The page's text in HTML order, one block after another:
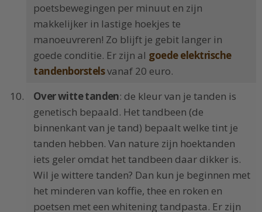
poetsbewegingen per minuut en zijn
makkelijker in lastige hoekjes te
manoeuvreren! Zo blijft je gebit langer in
goede conditie. Er zijn al goede elektrische
tandenborstelsvanaf 20 euro.
Over witte tanden: de kleur van je tanden is
genetisch bepaald. Het tandbeen (de
binnenkant van je tand) bepaalt welke tint je
tanden hebben. Van nature zijn hoektanden
iets geler omdat het tandbeen daar dikker is.
Wil je wittere tanden? Dan kun je beginnen met
het minderen van koffie, thee en roken en
poetsen met een whitening tandpasta. Er zijn